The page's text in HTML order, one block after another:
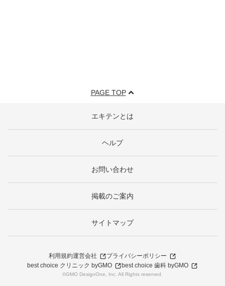
PAGE TOP
エキテンとは
ヘルプ
お問い合わせ
掲載のご案内
サイトマップ
利用規約運営会社
プライバシーポリシー
best choice クリニック byGMO
best choice 歯科 byGMO
©GMO DesignOne, Inc. All Rights reserved.